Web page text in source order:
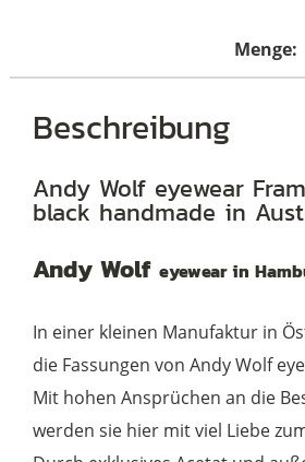
Beschreibung
Andy Wolf eyewear
black handmade in
Andy Wolf eyewear in
In einer kleinen Manufaktur in
die Fassungen von Andy Wolf
Mit hohen Ansprüchen an die
werden sie hier mit viel Liebe